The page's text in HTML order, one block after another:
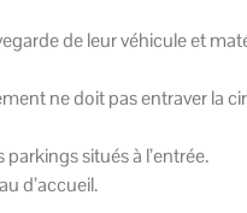
de leur véhicule et
ne doit pas entraver la
situés à l’entrée.
d’accueil.